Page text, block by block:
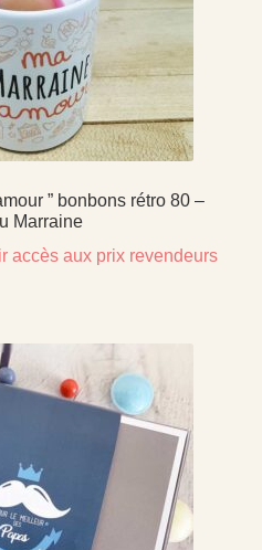
” bonbons rétro 80 –
Marraine
accès aux prix revendeurs